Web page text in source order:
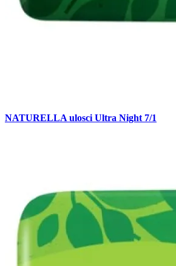
NATURELLA ulosci Ultra Night 7/1